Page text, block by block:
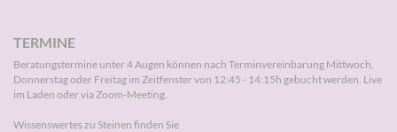
TERMINE
Beratungstermine unter 4 Augen können nach Terminvereinbarung Mittwoch,
Donnerstag oder Freitag im Zeitfenster von 12:45 - 14:15h gebucht werden. Live
im Laden oder via Zoom-Meeting.
Wissenswertes zu Steinen finden Sie